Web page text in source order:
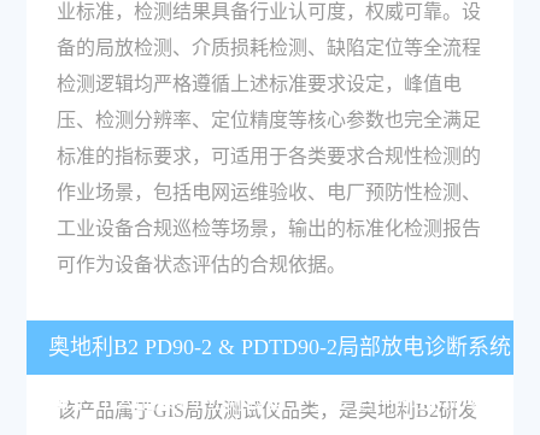
业标准，检测结果具备行业认可度，权威可靠。设
备的局放检测、介质损耗检测、缺陷定位等全流程
检测逻辑均严格遵循上述标准要求设定，峰值电
压、检测分辨率、定位精度等核心参数也完全满足
标准的指标要求，可适用于各类要求合规性检测的
作业场景，包括电网运维验收、电厂预防性检测、
工业设备合规巡检等场景，输出的标准化检测报告
可作为设备状态评估的合规依据。
奥地利B2 PD90-2 & PDTD90-2局部放电诊断系统
属于什么品类的检测设备，主要适用哪些领域与
该产品属于GIS局放测试仪品类，是奥地利B2研发